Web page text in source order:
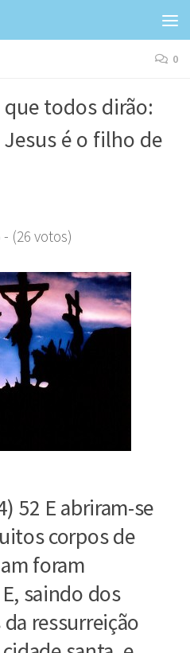
0
que todos dirão:
é o filho de
- (26 votos)
52 E abriram-se
corpos de
foram
saindo dos
ressurreição